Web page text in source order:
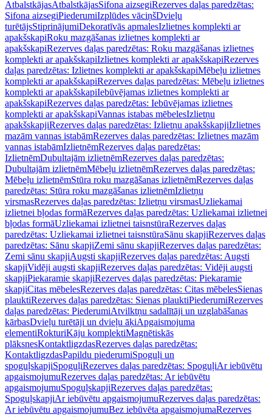
AtbalstkājasAtbalstkājasSifona aizsegiRezerves daļas paredzētas:
Sifona aizsegiPiederumiIzplūdes vāciņšDvieļu
turētājsStiprinājumiDekoratīvās apmalesIzlietnes komplekti ar
apakšskapiRoku mazgāšanas izlietnes komplekti ar
apakšskapiRezerves daļas paredzētas: Roku mazgāšanas izlietnes
komplekti ar apakšskapiIzlietnes komplekti ar apakšskapiRezerves
daļas paredzētas: Izlietnes komplekti ar apakšskapiMēbeļu izlietnes
komplekti ar apakšskapiRezerves daļas paredzētas: Mēbeļu izlietnes
komplekti ar apakšskapiIebūvējamas izlietnes komplekti ar
apakšskapiRezerves daļas paredzētas: Iebūvējamas izlietnes
komplekti ar apakšskapiVannas istabas mēbelesIzlietņu
apakšskapjiRezerves daļas paredzētas: Izlietņu apakšskapjiIzlietnes
mazām vannas istabāmRezerves daļas paredzētas: Izlietnes mazām
vannas istabāmIzlietnēmRezerves daļas paredzētas:
IzlietnēmDubultajām izlietnēmRezerves daļas paredzētas:
Dubultajām izlietnēmMēbeļu izlietnēmRezerves daļas paredzētas:
Mēbeļu izlietnēmStūra roku mazgāšanas izlietnēmRezerves daļas
paredzētas: Stūra roku mazgāšanas izlietnēmIzlietņu
virsmasRezerves daļas paredzētas: Izlietņu virsmasUzliekamai
izlietnei bļodas formāRezerves daļas paredzētas: Uzliekamai izlietnei
bļodas formāUzliekamai izlietnei taisnstūraRezerves daļas
paredzētas: Uzliekamai izlietnei taisnstūraSānu skapjiRezerves daļas
paredzētas: Sānu skapjiZemi sānu skapjiRezerves daļas paredzētas:
Zemi sānu skapjiAugsti skapjiRezerves daļas paredzētas: Augsti
skapjiVidēji augsti skapjiRezerves daļas paredzētas: Vidēji augsti
skapjiPiekaramie skapjiRezerves daļas paredzētas: Piekaramie
skapjiCitas mēbelesRezerves daļas paredzētas: Citas mēbelesSienas
plauktiRezerves daļas paredzētas: Sienas plauktiPiederumiRezerves
daļas paredzētas: PiederumiAtvilktņu sadalītāji un uzglabāšanas
kārbasDvieļu turētāji un dvieļu āķiApgaismojuma
elementiRokturiKāju komplektiMagnētiskās
plāksnesKontaktligzdasRezerves daļas paredzētas:
KontaktligzdasPapildu piederumiSpoguļi un
spoguļskapjiSpoguļiRezerves daļas paredzētas: SpoguļiAr iebūvētu
apgaismojumuRezerves daļas paredzētas: Ar iebūvētu
apgaismojumuSpoguļskapjiRezerves daļas paredzētas:
SpoguļskapjiAr iebūvētu apgaismojumuRezerves daļas paredzētas:
Ar iebūvētu apgaismojumuBez iebūvēta apgaismojumaRezerves